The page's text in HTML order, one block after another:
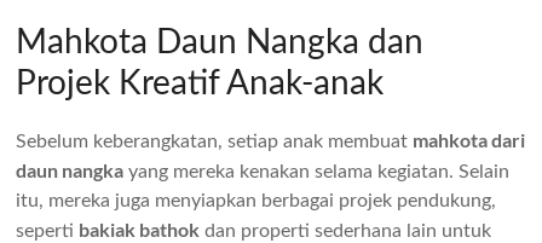
Mahkota Daun Nangka dan
Projek Kreatif Anak-anak
Sebelum keberangkatan, setiap anak membuat mahkota dari
daun nangka yang mereka kenakan selama kegiatan. Selain
itu, mereka juga menyiapkan berbagai projek pendukung,
seperti bakiak bathok dan properti sederhana lain untuk